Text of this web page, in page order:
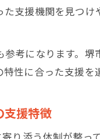
支援機関を見つ
参考になります。
性に合った支援を
支援特徴